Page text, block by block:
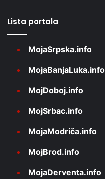
Lista portala
MojaSrpska.info
MojaBanjaLuka.info
MojDoboj.info
MojSrbac.info
MojaModriča.info
MojBrod.info
MojaDerventa.info